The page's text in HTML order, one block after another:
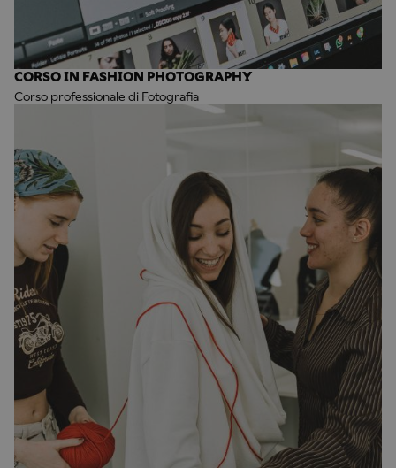
CORSO IN FASHION PHOTOGRAPHY
Corso professionale di Fotografia